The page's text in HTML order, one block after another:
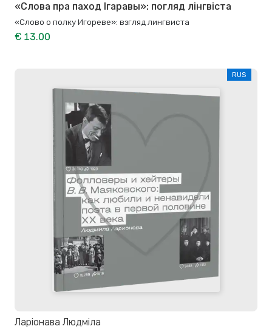
«Слова пра паход Ігаравы»: погляд лінгвіста
«Слово о полку Игореве»: взгляд лингвиста
€ 13.00
RUS
Ларіонава Людміла